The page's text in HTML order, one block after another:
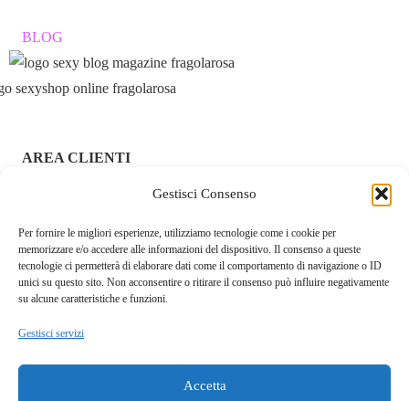
Gestisci Consenso
Per fornire le migliori esperienze, utilizziamo tecnologie come i cookie per
memorizzare e/o accedere alle informazioni del dispositivo. Il consenso a queste
tecnologie ci permetterà di elaborare dati come il comportamento di navigazione o ID
unici su questo sito. Non acconsentire o ritirare il consenso può influire negativamente
su alcune caratteristiche e funzioni.
Gestisci servizi
Accetta
BLOG
AREA CLIENTI
ACCEDI / REGISTRATI
CHI SIAMO – FRAGOLAROSA | SEXY SHOP ONLINE
ITALIANO SICURO E DISCRETO
RESI E RIMBORSI
COOKIE POLICY